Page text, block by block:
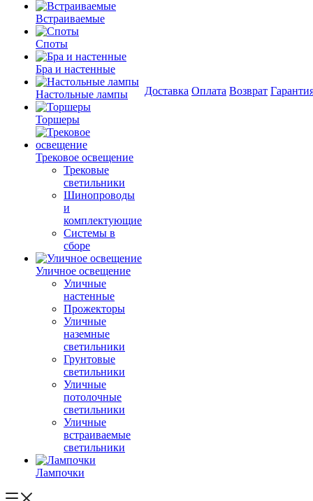
Встраиваемые
Споты
Бра и настенные
Настольные лампы
Торшеры
Трековое освещение
Трековые
светильники
Шинопроводы
и
комплектующие
Системы в
сборе
Уличное освещение
Уличные
настенные
Прожекторы
Уличные
наземные
светильники
Грунтовые
светильники
Уличные
потолочные
светильники
Уличные
встраиваемые
светильники
Лампочки
Доставка Оплата Возврат